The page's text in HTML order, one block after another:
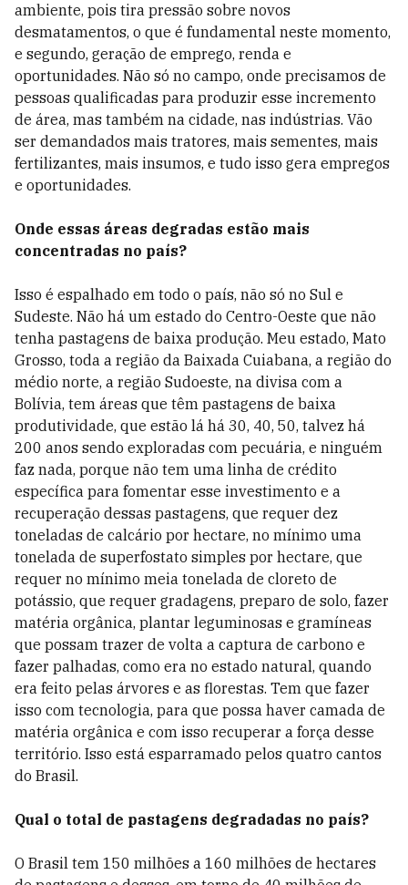
ambiente, pois tira pressão sobre novos
desmatamentos, o que é fundamental neste momento,
e segundo, geração de emprego, renda e
oportunidades. Não só no campo, onde precisamos de
pessoas qualificadas para produzir esse incremento
de área, mas também na cidade, nas indústrias. Vão
ser demandados mais tratores, mais sementes, mais
fertilizantes, mais insumos, e tudo isso gera empregos
e oportunidades.
Onde essas áreas degradas estão mais
concentradas no país?
Isso é espalhado em todo o país, não só no Sul e
Sudeste. Não há um estado do Centro-Oeste que não
tenha pastagens de baixa produção. Meu estado, Mato
Grosso, toda a região da Baixada Cuiabana, a região do
médio norte, a região Sudoeste, na divisa com a
Bolívia, tem áreas que têm pastagens de baixa
produtividade, que estão lá há 30, 40, 50, talvez há
200 anos sendo exploradas com pecuária, e ninguém
faz nada, porque não tem uma linha de crédito
específica para fomentar esse investimento e a
recuperação dessas pastagens, que requer dez
toneladas de calcário por hectare, no mínimo uma
tonelada de superfostato simples por hectare, que
requer no mínimo meia tonelada de cloreto de
potássio, que requer gradagens, preparo de solo, fazer
matéria orgânica, plantar leguminosas e gramíneas
que possam trazer de volta a captura de carbono e
fazer palhadas, como era no estado natural, quando
era feito pelas árvores e as florestas. Tem que fazer
isso com tecnologia, para que possa haver camada de
matéria orgânica e com isso recuperar a força desse
território. Isso está esparramado pelos quatro cantos
do Brasil.
Qual o total de pastagens degradadas no país?
O Brasil tem 150 milhões a 160 milhões de hectares